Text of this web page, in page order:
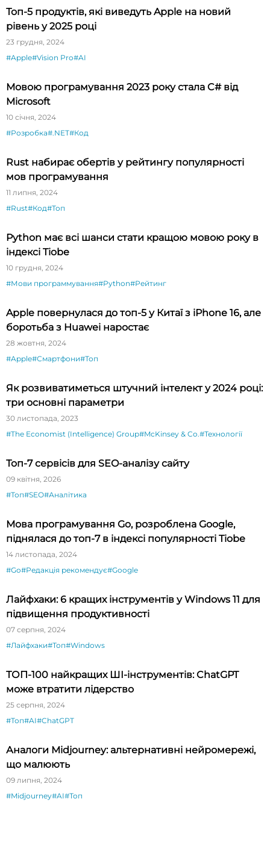
Топ-5 продуктів, які виведуть Apple на новий
рівень у 2025 році
23 грудня, 2024
#Apple#Vision Pro#AI
Мовою програмування 2023 року стала C# від
Microsoft
10 січня, 2024
#Розробка#.NET#Код
Rust набирає обертів у рейтингу популярності
мов програмування
11 липня, 2024
#Rust#Код#Топ
Python має всі шанси стати кращою мовою року в
індексі Tiobe
10 грудня, 2024
#Мови программування#Python#Рейтинг
Apple повернулася до топ-5 у Китаї з iPhone 16, але
боротьба з Huawei наростає
28 жовтня, 2024
#Apple#Смартфони#Топ
Як розвиватиметься штучний інтелект у 2024 році:
три основні параметри
30 листопада, 2023
#The Economist (Intelligence) Group#McKinsey & Co.#Технології
Топ-7 сервісів для SEO-аналізу сайту
09 квітня, 2026
#Топ#SEO#Аналітика
Мова програмування Go, розроблена Google,
піднялася до топ-7 в індексі популярності Tiobe
14 листопада, 2024
#Go#Редакція рекомендує#Google
Лайфхаки: 6 кращих інструментів у Windows 11 для
підвищення продуктивності
07 серпня, 2024
#Лайфхаки#Топ#Windows
ТОП-100 найкращих ШІ-інструментів: ChatGPT
може втратити лідерство
25 серпня, 2024
#Топ#AI#ChatGPT
Аналоги Midjourney: альтернативні нейромережі,
що малюють
09 липня, 2024
#Midjourney#AI#Топ